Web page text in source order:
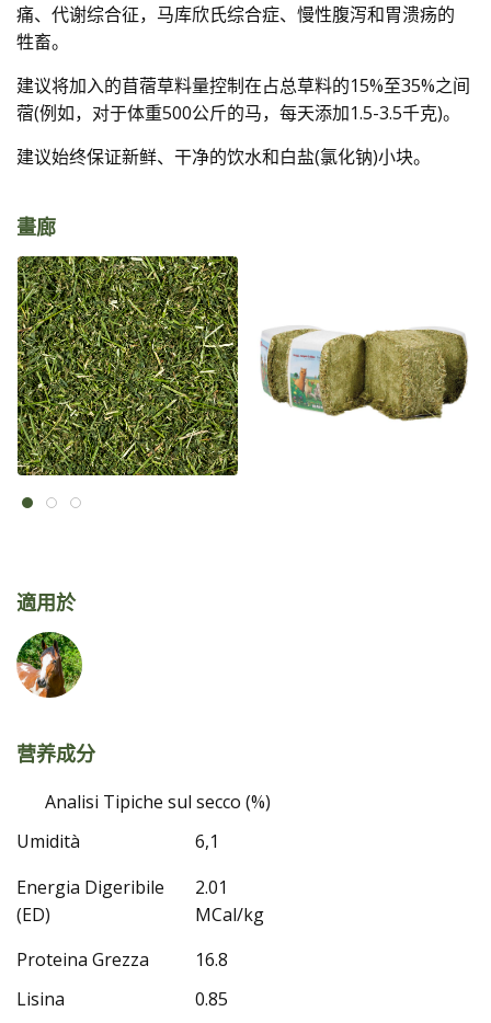
痛、代谢综合征，马库欣氏综合症、慢性腹泻和胃溃疡的
牲畜。
建议将加入的苜蓿草料量控制在占总草料的15%至35%之间
蓿(例如，对于体重500公斤的马，每天添加1.5-3.5千克)。
建议始终保证新鲜、干净的饮水和白盐(氯化钠)小块。
畫廊
適用於
营养成分
Analisi Tipiche sul secco (%)
Umidità
6,1
Energia Digeribile
(ED)
2.01
MCal/kg
Proteina Grezza
16.8
Lisina
0.85